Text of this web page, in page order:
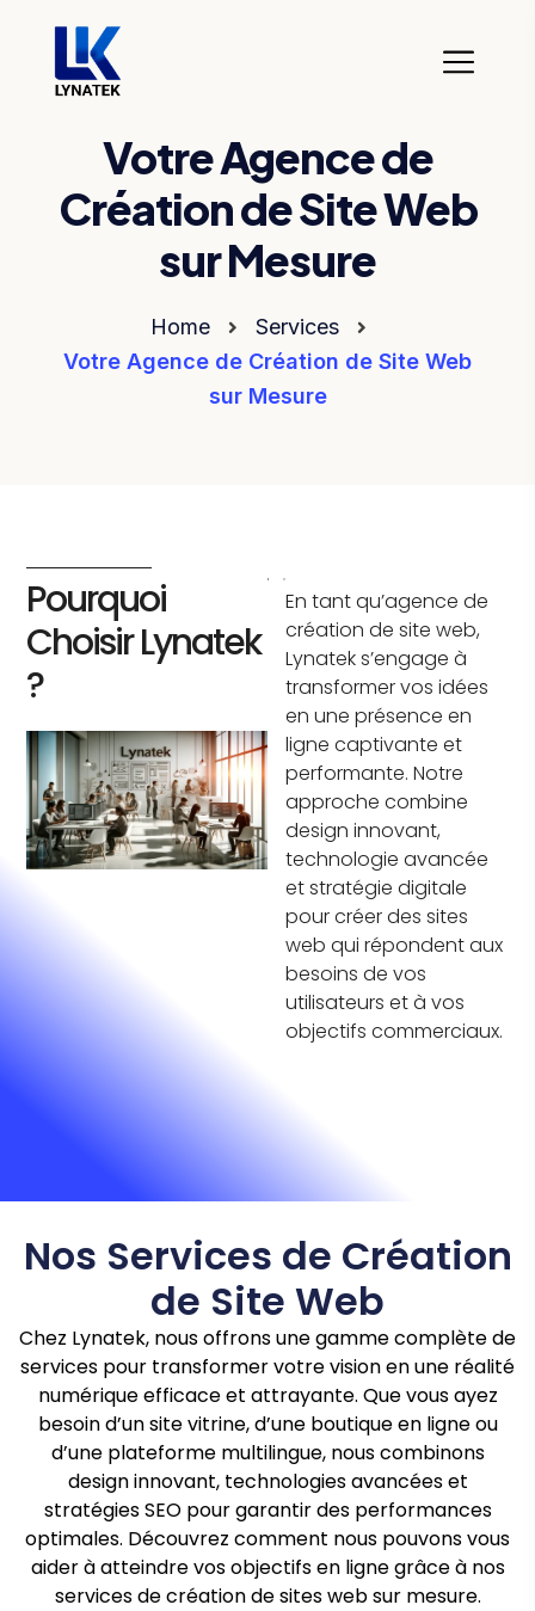
Votre Agence de
Création de Site Web
sur Mesure
Home
Services
Votre Agence de Création de Site Web
sur Mesure
Pourquoi
Choisir Lynatek
?
En tant qu’agence de
création de site web,
Lynatek s’engage à
transformer vos idées
en une présence en
ligne captivante et
performante. Notre
approche combine
design innovant,
technologie avancée
et stratégie digitale
pour créer des sites
web qui répondent aux
besoins de vos
utilisateurs et à vos
objectifs commerciaux.
Nos Services de Création
de Site Web
Chez Lynatek, nous offrons une gamme complète de
services pour transformer votre vision en une réalité
numérique efficace et attrayante. Que vous ayez
besoin d’un site vitrine, d’une boutique en ligne ou
d’une plateforme multilingue, nous combinons
design innovant, technologies avancées et
stratégies SEO pour garantir des performances
optimales. Découvrez comment nous pouvons vous
aider à atteindre vos objectifs en ligne grâce à nos
services de création de sites web sur mesure.